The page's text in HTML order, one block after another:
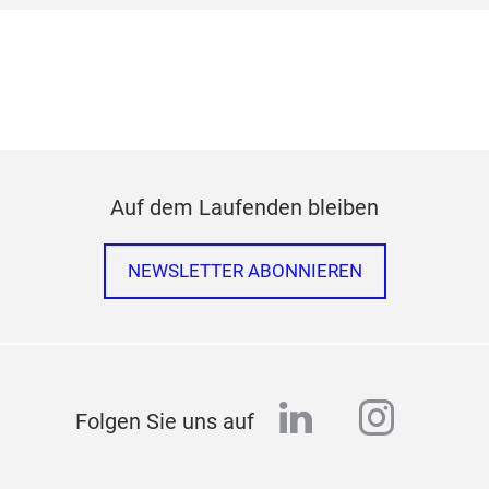
Auf dem Laufenden bleiben
NEWSLETTER ABONNIEREN
Folgen Sie uns auf linkedin